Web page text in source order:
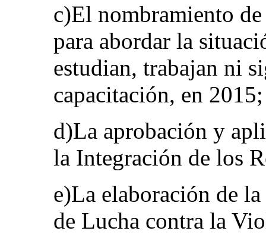
c)El nombramiento
para abordar la
estudian, trabajan ni
capacitación, en 2015;
d)La aprobación y
la Integración de los
e)La elaboración de
de Lucha contra la